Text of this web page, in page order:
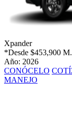
Xpander
*Desde $453,900
Año: 2026
CONÓCELO
MANEJO